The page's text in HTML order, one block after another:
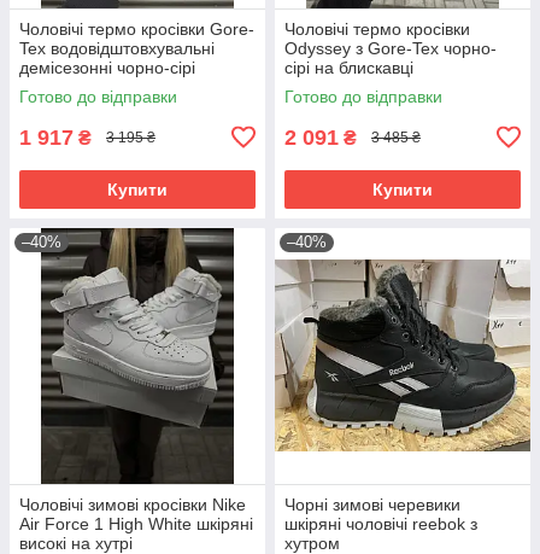
Чоловічі термо кросівки Gore-
Tex водовідштовхувальні
демісезонні чорно-сірі
Готово до відправки
1 917 ₴ 3 195 ₴
Купити
Чоловічі термо кросівки
Odyssey з Gore-Tex чорно-
сірі на блискавці
Готово до відправки
2 091 ₴ 3 485 ₴
Купити
–40%
Чоловічі зимові кросівки Nike
Air Force 1 High White шкіряні
високі на хутрі
–40%
Чорні зимові черевики
шкіряні чоловічі reebok з
хутром